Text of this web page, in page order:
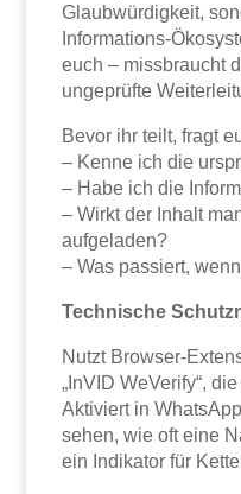
Glaubwürdigkeit,
Informations-
euch – missbraucht
ungeprüfte
Bevor ihr teilt, fragt
– Kenne ich die
– Habe ich die
– Wirkt der Inhalt
aufgeladen?
– Was passiert,
Technische
Nutzt Browser-
„InVID WeVerify“,
Aktiviert in
sehen, wie oft eine
ein Indikator für